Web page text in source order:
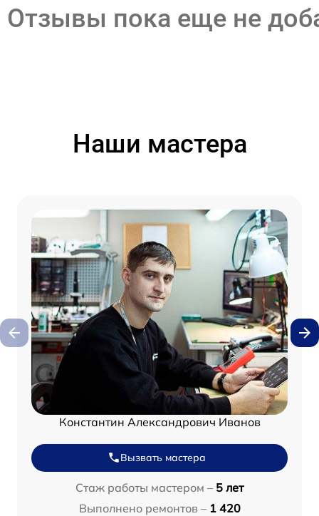
Отзывы пока еще не
Наши мастера
Константин Александрович Иванов
Вызвать мастера
Стаж работы мастером – 5 лет
Выполнено ремонтов – 1 420